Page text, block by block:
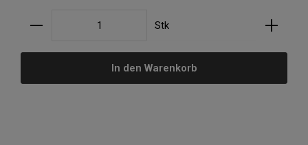
Produkt Anzahl: Gib den gewünschten Wert ein
Stk
In den Warenkorb